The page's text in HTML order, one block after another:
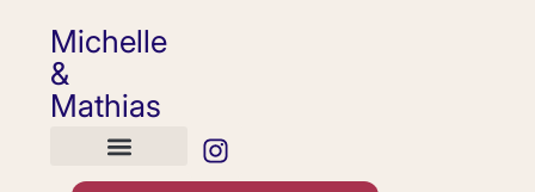
Michelle
&
Mathias